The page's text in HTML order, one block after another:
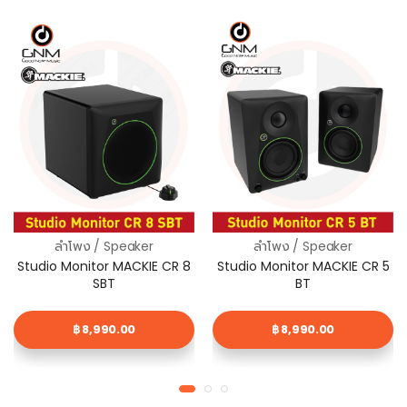
ลำโพง / Speaker
Studio Monitor MACKIE CR 8
SBT
฿ 8,990.00
ลำโพง / Speaker
Studio Monitor MACKIE CR 5
BT
฿ 8,990.00